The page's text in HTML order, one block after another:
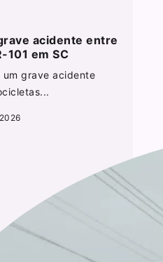
acidente entre
101 em SC
um grave acidente